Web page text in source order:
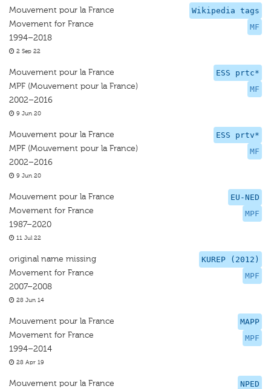
Wikipedia tags
MF
Mouvement pour la France
Movement for France
1994–2018
2 Sep 22
ESS prtc*
MF
Mouvement pour la France
MPF (Mouvement pour la France)
2002–2016
9 Jun 20
ESS prtv*
MF
Mouvement pour la France
MPF (Mouvement pour la France)
2002–2016
9 Jun 20
EU-NED
MPF
Mouvement pour la France
Movement for France
1987–2020
11 Jul 22
KUREP (2012)
MPF
original name missing
Movement for France
2007–2008
28 Jun 14
MAPP
MPF
Mouvement pour la France
Movement for France
1994–2014
28 Apr 19
NPED
Mouvement pour la France